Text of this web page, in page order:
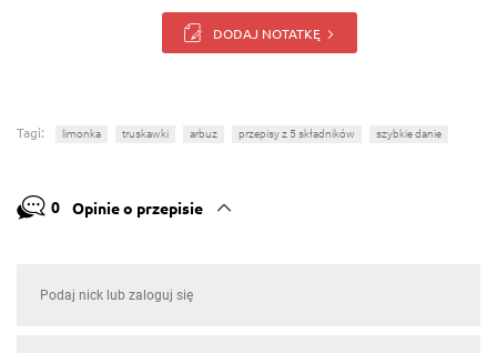
DODAJ NOTATKĘ
Tagi: limonka truskawki arbuz przepisy z 5 składników szybkie danie
0 Opinie o przepisie